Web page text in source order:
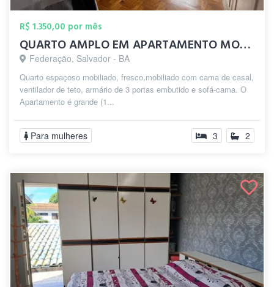
R$ 1.350,00 por mês
QUARTO AMPLO EM APARTAMENTO MOBILIADO
Federação, Salvador - BA
Quarto espaçoso mobiliado, fresco,mobiliado com cama de casal,
ventilador de teto, armário de 3 portas embutido e sofá-cama. O
Apartamento é grande (1...
Para mulheres 3 2